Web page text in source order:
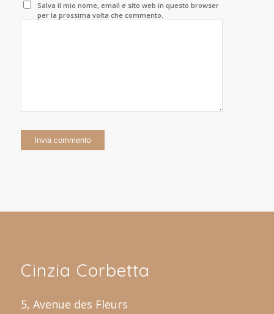
Salva il mio nome, email e sito web in questo browser
per la prossima volta che commento.
Cinzia Corbetta
5, Avenue des Fleurs